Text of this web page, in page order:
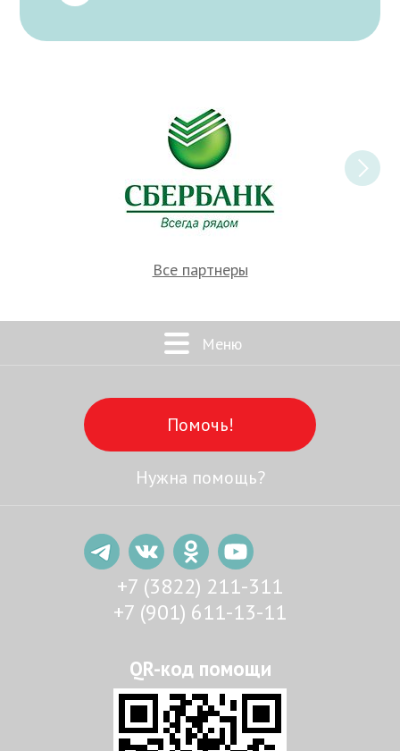
Все партнеры
Меню
Помочь!
Нужна помощь?
+7 (3822) 211-311
+7 (901) 611-13-11